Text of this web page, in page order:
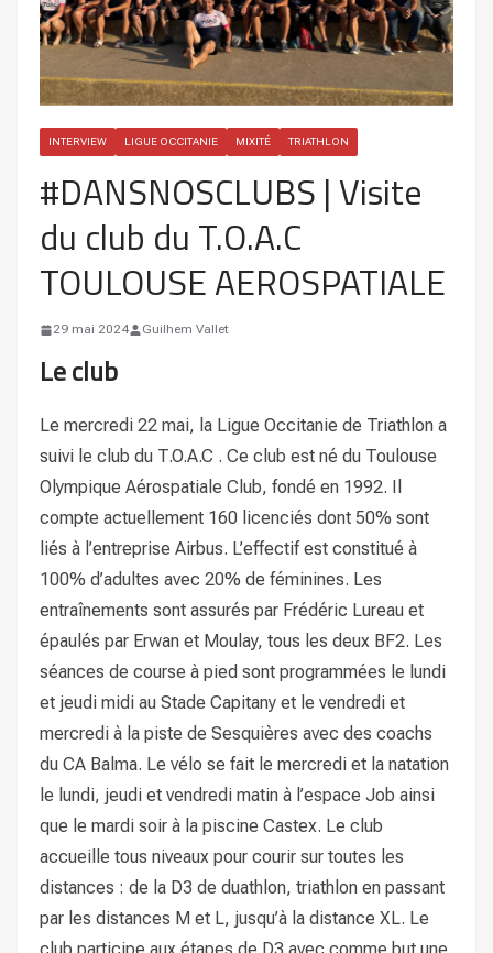
INTERVIEW LIGUE OCCITANIE MIXITÉ TRIATHLON
#DANSNOSCLUBS | Visite
du club du T.O.A.C
TOULOUSE AEROSPATIALE
29 mai 2024 Guilhem Vallet
Le club
Le mercredi 22 mai, la Ligue Occitanie de Triathlon a
suivi le club du T.O.A.C . Ce club est né du Toulouse
Olympique Aérospatiale Club, fondé en 1992. Il
compte actuellement 160 licenciés dont 50% sont
liés à l’entreprise Airbus. L’effectif est constitué à
100% d’adultes avec 20% de féminines. Les
entraînements sont assurés par Frédéric Lureau et
épaulés par Erwan et Moulay, tous les deux BF2. Les
séances de course à pied sont programmées le lundi
et jeudi midi au Stade Capitany et le vendredi et
mercredi à la piste de Sesquières avec des coachs
du CA Balma. Le vélo se fait le mercredi et la natation
le lundi, jeudi et vendredi matin à l’espace Job ainsi
que le mardi soir à la piscine Castex. Le club
accueille tous niveaux pour courir sur toutes les
distances : de la D3 de duathlon, triathlon en passant
par les distances M et L, jusqu’à la distance XL. Le